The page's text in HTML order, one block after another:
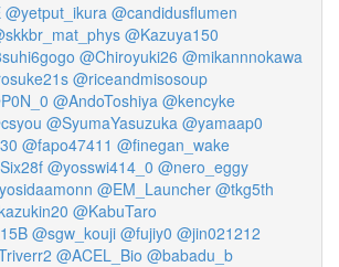
@yetput_ikura @candidusflumen
@Kazuya150
@Chiroyuki26 @mikannnokawa
@riceandmisosoup
@AndoToshiya @kencyke
@SyumaYasuzuka @yamaap0
@fapo47411 @finegan_wake
@yosswi414_0 @nero_eggy
@EM_Launcher @tkg5th
@KabuTaro
@sgw_kouji @fujiy0 @jin021212
@ACEL_Bio @babadu_b